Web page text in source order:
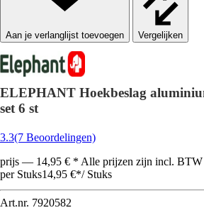
Vergelijken
ELEPHANT Hoekbeslag
set 6 st
3.3(7 Beoordelingen)
prijs — 14,95 € * Alle prijzen zijn incl. BTW
per Stuks14,95 €*/ Stuks
Art.nr. 7920582